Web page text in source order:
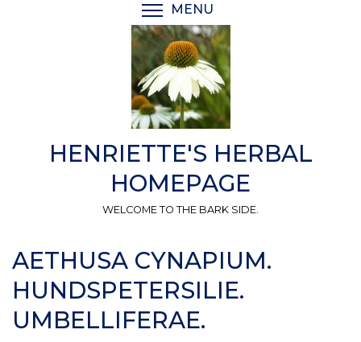
MENU
HENRIETTE'S HERBAL
HOMEPAGE
WELCOME TO THE BARK SIDE.
AETHUSA CYNAPIUM.
HUNDSPETERSILIE.
UMBELLIFERAE.